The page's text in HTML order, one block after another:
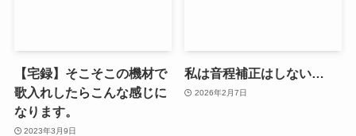
【宅録】そこそこの機材で
歌入れしたらこんな感じに
なります。
2023年3月9日
私は音程補正はしない…
2026年2月7日